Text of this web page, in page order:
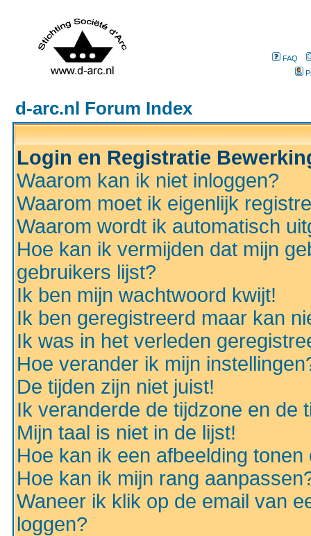
FAQ
d-arc.nl Forum Index
Login en Registratie
Waarom kan ik niet inloggen?
Waarom moet ik eigenlijk
Waarom wordt ik automatisch
Hoe kan ik vermijden dat mijn
gebruikers lijst?
Ik ben mijn wachtwoord kwijt!
Ik ben geregistreerd maar kan
Ik was in het verleden
Hoe verander ik mijn
De tijden zijn niet juist!
Ik veranderde de tijdzone en de
Mijn taal is niet in de lijst!
Hoe kan ik een afbeelding
Hoe kan ik mijn rang
Waneer ik klik op de email van
loggen?